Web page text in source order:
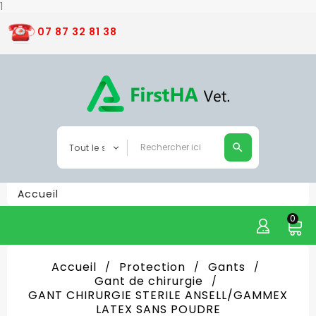
1
07 87 32 81 38
Accueil
0
Accueil Protection
Gants
Gant de chirurgie
GANT CHIRURGIE STERILE ANSELL/GAMMEX
LATEX SANS POUDRE